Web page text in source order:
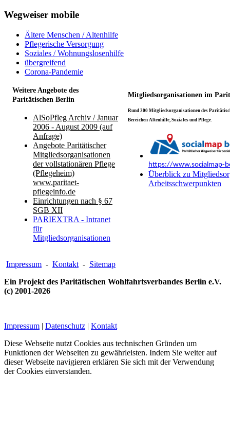
Wegweiser mobile
Ältere Menschen / Altenhilfe
Pflegerische Versorgung
Soziales / Wohnungslosenhilfe
übergreifend
Corona-Pandemie
Weitere Angebote des
Paritätischen Berlin
Mitgliedsorganisationen im
AlSoPfleg Archiv / Januar
2006 - August 2009 (auf
Anfrage)
Angebote Paritätischer
Mitgliedsorganisationen
der vollstationären Pflege
(Pflegeheim)
www.paritaet-
pflegeinfo.de
Einrichtungen nach § 67
SGB XII
PARIEXTRA - Intranet
für
Mitgliedsorganisationen
Rund 200 Mitgliedsorganisationen des
Bereichen Altenhilfe, Soziales und Pflege.
https://www.socialmap-
Überblick zu
Arbeitsschwerpunkten
Impressum - Kontakt - Sitemap
Ein Projekt des Paritätischen Wohlfahrtsverbandes Berlin e.V.
(c) 2001-2026
Impressum | Datenschutz | Kontakt
Diese Webseite nutzt Cookies aus technischen Gründen um
Funktionen der Webseiten zu gewährleisten. Indem Sie weiter auf
dieser Webseite navigieren erklären Sie sich mit der Verwendung
der Cookies einverstanden.